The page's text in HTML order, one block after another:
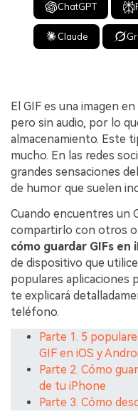
ChatGPT
Claude
El GIF es una imagen
pero sin audio, por lo
almacenamiento. Este
mucho. En las redes
grandes sensaciones
de humor que suelen
Cuando encuentres un
compartirlo con otros o
cómo guardar GIFs en
de dispositivo que
populares aplicaciones
te explicará
teléfono.
Parte 1. 5
GIF en iOS y
Parte 2. Cómo
de tu iPhone
Parte 3. Cómo